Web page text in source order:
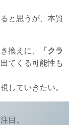
と思うが、本質
換えに、
「クラ
てくる可能性も
していきたい。
目。